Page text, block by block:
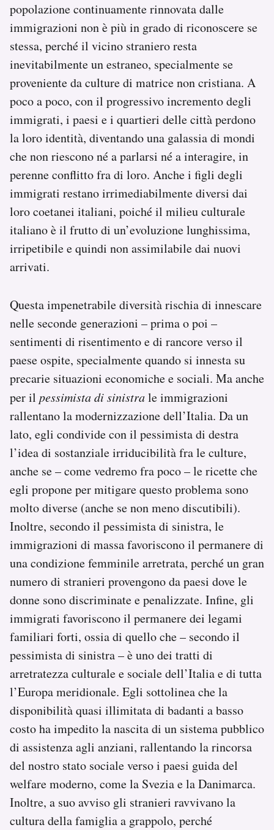
popolazione continuamente rinnovata dalle
immigrazioni non è più in grado di riconoscere se
stessa, perché il vicino straniero resta
inevitabilmente un estraneo, specialmente se
proveniente da culture di matrice non cristiana. A
poco a poco, con il progressivo incremento degli
immigrati, i paesi e i quartieri delle città perdono
la loro identità, diventando una galassia di mondi
che non riescono né a parlarsi né a interagire, in
perenne conflitto fra di loro. Anche i figli degli
immigrati restano irrimediabilmente diversi dai
loro coetanei italiani, poiché il milieu culturale
italiano è il frutto di un’evoluzione lunghissima,
irripetibile e quindi non assimilabile dai nuovi
arrivati.
Questa impenetrabile diversità rischia di innescare
nelle seconde generazioni – prima o poi –
sentimenti di risentimento e di rancore verso il
paese ospite, specialmente quando si innesta su
precarie situazioni economiche e sociali. Ma anche
per il pessimista di sinistrale immigrazioni
rallentano la modernizzazione dell’Italia. Da un
lato, egli condivide con il pessimista di destra
l’idea di sostanziale irriducibilità fra le culture,
anche se – come vedremo fra poco – le ricette che
egli propone per mitigare questo problema sono
molto diverse (anche se non meno discutibili).
Inoltre, secondo il pessimista di sinistra, le
immigrazioni di massa favoriscono il permanere di
una condizione femminile arretrata, perché un gran
numero di stranieri provengono da paesi dove le
donne sono discriminate e penalizzate. Infine, gli
immigrati favoriscono il permanere dei legami
familiari forti, ossia di quello che – secondo il
pessimista di sinistra – è uno dei tratti di
arretratezza culturale e sociale dell’Italia e di tutta
l’Europa meridionale. Egli sottolinea che la
disponibilità quasi illimitata di badanti a basso
costo ha impedito la nascita di un sistema pubblico
di assistenza agli anziani, rallentando la rincorsa
del nostro stato sociale verso i paesi guida del
welfare moderno, come la Svezia e la Danimarca.
Inoltre, a suo avviso gli stranieri ravvivano la
cultura della famiglia a grappolo, perché